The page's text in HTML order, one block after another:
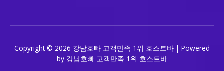
Copyright © 2026 강남호빠 고객만족 1위 호스트바 | Powered
by 강남호빠 고객만족 1위 호스트바